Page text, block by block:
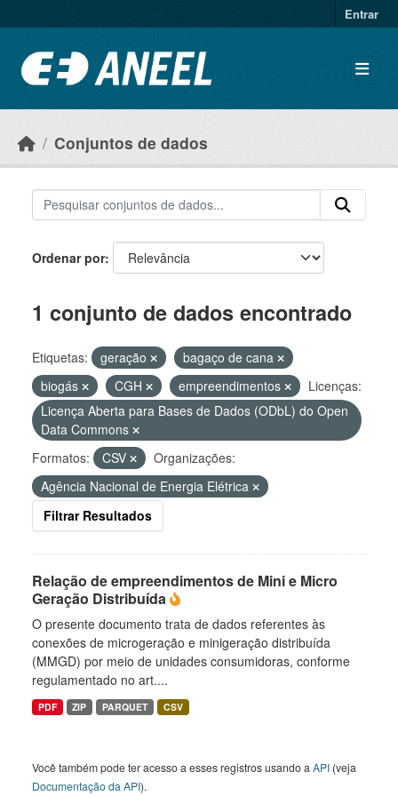
Entrar
Conjuntos de dados
Ordenar por
1 conjunto de dados encontrado
Etiquetas: geração
bagaço de cana
biogás
CGH empreendimentos
Licenças:
Licença Aberta para Bases de Dados (ODbL) do Open
Data Commons
Formatos:
CSV
Organizações:
Agência Nacional de Energia Elétrica
Filtrar Resultados
Relação de empreendimentos de Mini e Micro
Geração Distribuída
O presente documento trata de dados referentes às
conexões de microgeração e minigeração distribuída
(MMGD) por meio de unidades consumidoras, conforme
regulamentado no art....
PDF ZIP PARQUET CSV
Você também pode ter acesso a esses registros usando a API (veja
Documentação da API).